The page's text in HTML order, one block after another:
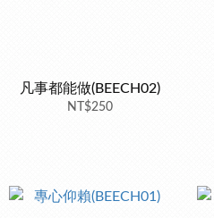
凡事都能做(BEECH02)
NT$250